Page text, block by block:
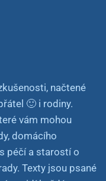
načtené
🙂 i rodiny.
vám mohou
domácího
péčí a starostí o
Texty jsou psané